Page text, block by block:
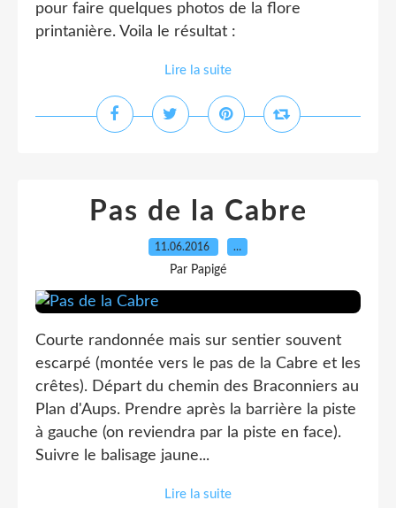
pour faire quelques photos de la flore
printanière. Voila le résultat :
Lire la suite
Pas de la Cabre
11.06.2016 …
Par Papigé
Courte randonnée mais sur sentier souvent
escarpé (montée vers le pas de la Cabre et les
crêtes). Départ du chemin des Braconniers au
Plan d'Aups. Prendre après la barrière la piste
à gauche (on reviendra par la piste en face).
Suivre le balisage jaune...
Lire la suite